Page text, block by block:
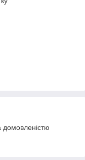
домовленістю